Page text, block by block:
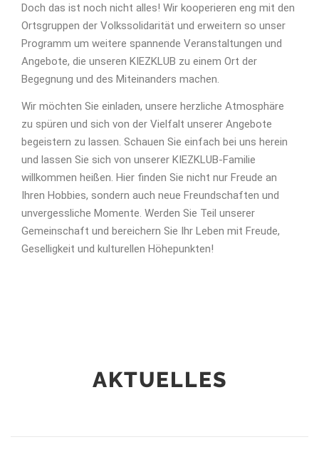
Doch das ist noch nicht alles! Wir kooperieren eng mit den
Ortsgruppen der Volkssolidarität und erweitern so unser
Programm um weitere spannende Veranstaltungen und
Angebote, die unseren KIEZKLUB zu einem Ort der
Begegnung und des Miteinanders machen.
Wir möchten Sie einladen, unsere herzliche Atmosphäre
zu spüren und sich von der Vielfalt unserer Angebote
begeistern zu lassen. Schauen Sie einfach bei uns herein
und lassen Sie sich von unserer KIEZKLUB-Familie
willkommen heißen. Hier finden Sie nicht nur Freude an
Ihren Hobbies, sondern auch neue Freundschaften und
unvergessliche Momente. Werden Sie Teil unserer
Gemeinschaft und bereichern Sie Ihr Leben mit Freude,
Geselligkeit und kulturellen Höhepunkten!
AKTUELLES